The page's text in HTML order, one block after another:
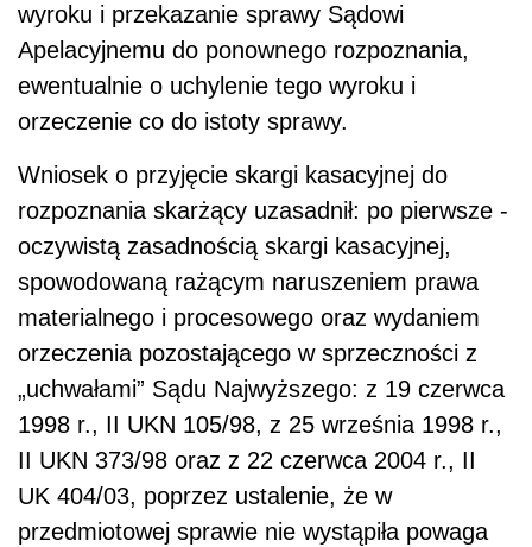
wyroku i przekazanie sprawy Sądowi
Apelacyjnemu do ponownego rozpoznania,
ewentualnie o uchylenie tego wy­roku i
orzeczenie co do istoty sprawy.
Wniosek o przyjęcie skargi kasacyjnej do
rozpoznania skarżący uzasadnił: po pierwsze -
oczywistą zasadnością skargi kasacyjnej,
spowodowaną rażącym naru­szeniem prawa
materialnego i procesowego oraz wydaniem
orzeczenia pozostającego w sprzeczności z
„uchwałami” Sądu Najwyższego: z 19 czerwca
1998 r., II UKN 105/98, z 25 września 1998 r.,
II UKN 373/98 oraz z 22 czerwca 2004 r., II
UK 404/03, poprzez ustalenie, że w
przedmiotowej sprawie nie wystąpiła powaga